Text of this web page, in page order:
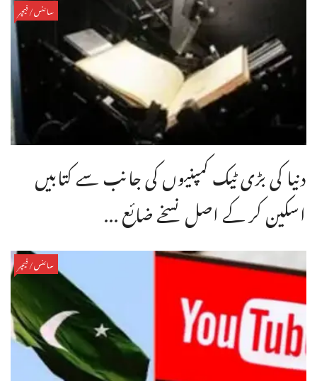
سائنس/فیچر
دنیا کی بڑی ٹیک کمپنیوں کی جانب سے کتابیں
اسکین کر کے اصل نسخے ضائع ...
سائنس/فیچر